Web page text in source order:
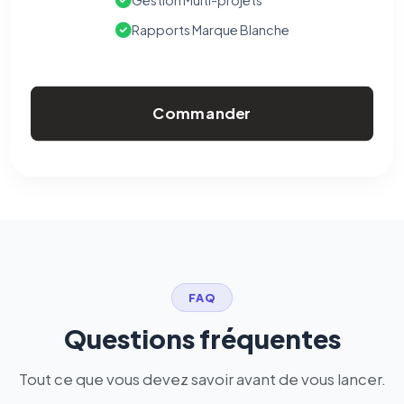
Rapports Marque Blanche
Commander
FAQ
Questions fréquentes
Tout ce que vous devez savoir avant de vous lancer.